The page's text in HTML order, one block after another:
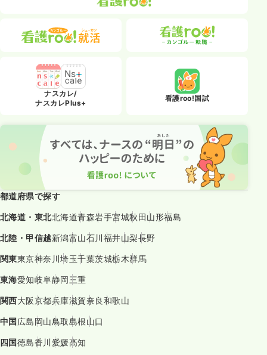
ナスカレ/
ナスカレPlus+
看護roo!国試
都道府県で探す
北海道・東北北海道青森岩手宮城秋田山形福島
北陸・甲信越新潟富山石川福井山梨長野
関東東京神奈川埼玉千葉茨城栃木群馬
東海愛知岐阜静岡三重
関西大阪京都兵庫滋賀奈良和歌山
中国広島岡山鳥取島根山口
四国徳島香川愛媛高知